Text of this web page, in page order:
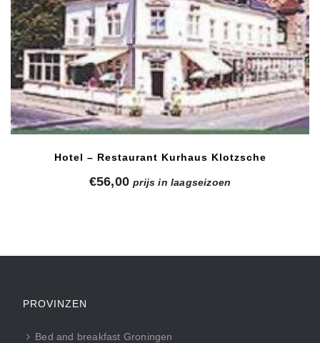
Hotel – Restaurant Kurhaus Klotzsche
€56,00 prijs in laagseizoen
PROVINZEN
Bed and breakfast Groningen